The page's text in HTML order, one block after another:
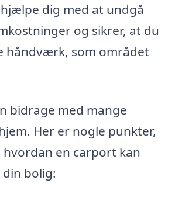
dig med at undgå
og sikrer, at du
håndværk, som området
bidrage med mange
Her er nogle punkter,
hvordan en carport kan
bolig: